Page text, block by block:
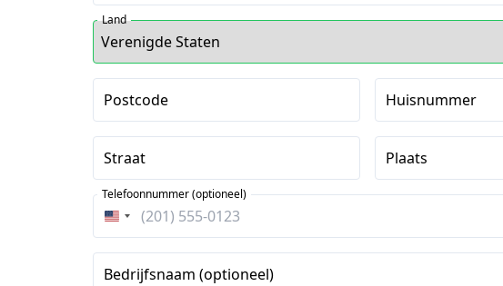
Land
Postcode Huisnummer
Straat Plaats
Verenigde
Staten
+1
Telefoonnummer (optioneel)
Bedrijfsnaam (optioneel)